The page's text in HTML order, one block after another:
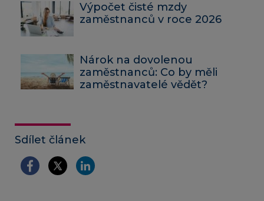
Výpočet čisté mzdy
zaměstnanců v roce 2026
Nárok na dovolenou
zaměstnanců: Co by měli
zaměstnavatelé vědět?
Sdílet článek